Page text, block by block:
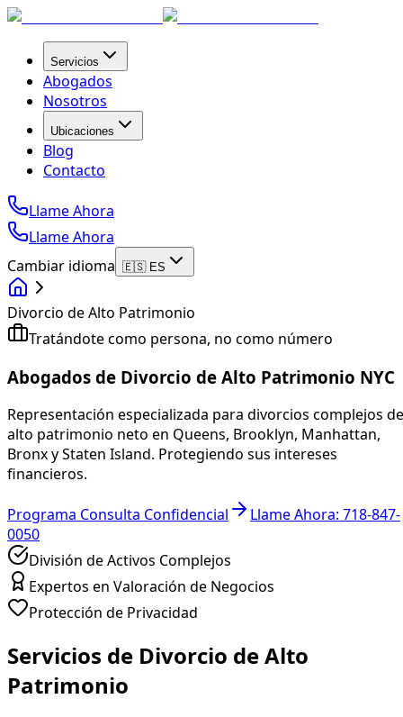
Servicios
Abogados
Nosotros
Ubicaciones
Blog
Contacto
Llame Ahora
Llame Ahora
Cambiar idioma 🇪🇸 ES
Divorcio de Alto Patrimonio
Tratándote como persona, no como número
Abogados de Divorcio de Alto Patrimonio NYC
Representación especializada para divorcios complejos de
alto patrimonio neto en Queens, Brooklyn, Manhattan,
Bronx y Staten Island. Protegiendo sus intereses
financieros.
Programa Consulta Confidencial Llame Ahora: 718-847-
0050
División de Activos Complejos
Expertos en Valoración de Negocios
Protección de Privacidad
Servicios de Divorcio de Alto
Patrimonio